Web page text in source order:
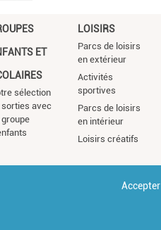
ET
sélection
sorties avec
groupe
LOISIRS
Parcs de loisirs
en extérieur
Activités
sportives
Parcs de loisirs
en intérieur
Loisirs créatifs
Accepter